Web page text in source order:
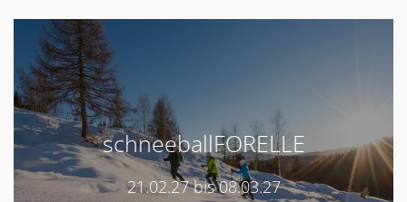
schneeballFORELLE
21.02.27 bis 08.03.27